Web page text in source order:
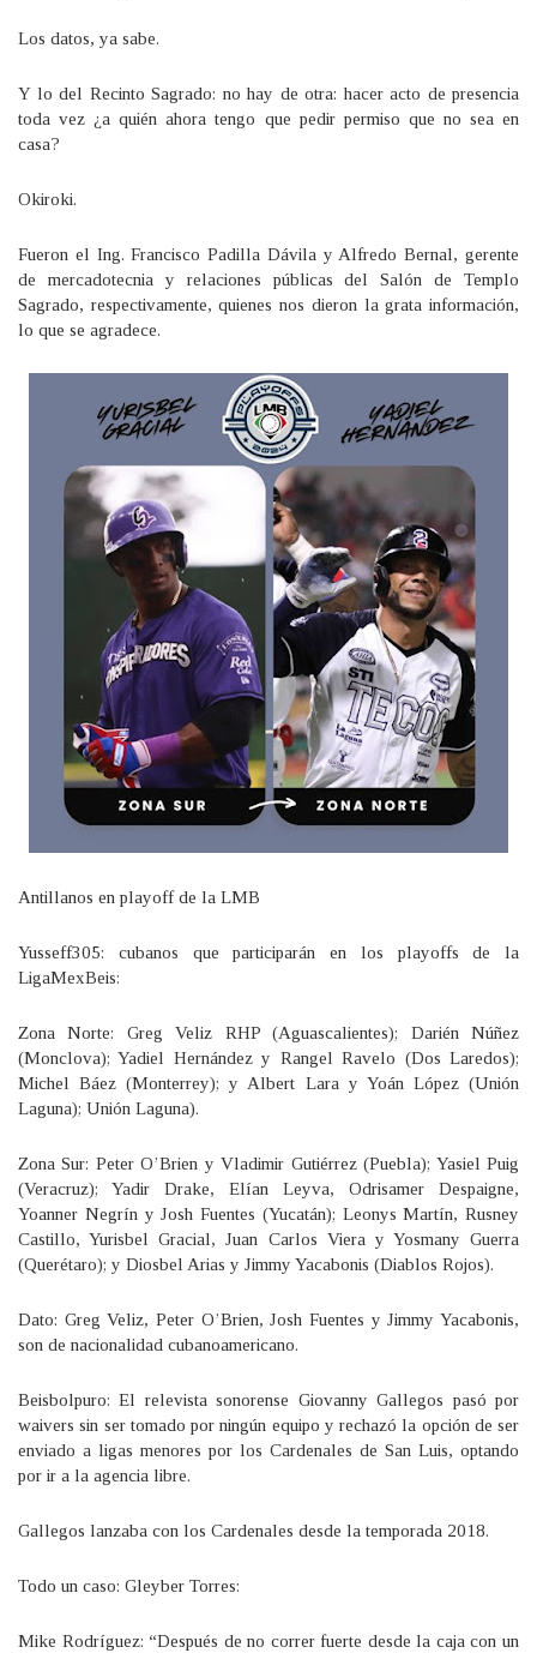
Los datos, ya sabe.
Y lo del Recinto Sagrado: no hay de otra: hacer acto de presencia
toda vez ¿a quién ahora tengo que pedir permiso que no sea en
casa?
Okiroki.
Fueron el Ing. Francisco Padilla Dávila y Alfredo Bernal, gerente
de mercadotecnia y relaciones públicas del Salón de Templo
Sagrado, respectivamente, quienes nos dieron la grata información,
lo que se agradece.
Antillanos en playoff de la LMB
Yusseff305: cubanos que participarán en los playoffs de la
LigaMexBeis:
Zona Norte: Greg Veliz RHP (Aguascalientes); Darién Núñez
(Monclova); Yadiel Hernández y Rangel Ravelo (Dos Laredos);
Michel Báez (Monterrey); y Albert Lara y Yoán López (Unión
Laguna); Unión Laguna).
Zona Sur: Peter O’Brien y Vladimir Gutiérrez (Puebla); Yasiel Puig
(Veracruz); Yadir Drake, Elían Leyva, Odrisamer Despaigne,
Yoanner Negrín y Josh Fuentes (Yucatán); Leonys Martín, Rusney
Castillo, Yurisbel Gracial, Juan Carlos Viera y Yosmany Guerra
(Querétaro); y Diosbel Arias y Jimmy Yacabonis (Diablos Rojos).
Dato: Greg Veliz, Peter O’Brien, Josh Fuentes y Jimmy Yacabonis,
son de nacionalidad cubanoamericano.
Beisbolpuro: El relevista sonorense Giovanny Gallegos pasó por
waivers sin ser tomado por ningún equipo y rechazó la opción de ser
enviado a ligas menores por los Cardenales de San Luis, optando
por ir a la agencia libre.
Gallegos lanzaba con los Cardenales desde la temporada 2018.
Todo un caso: Gleyber Torres:
Mike Rodríguez: “Después de no correr fuerte desde la caja con un